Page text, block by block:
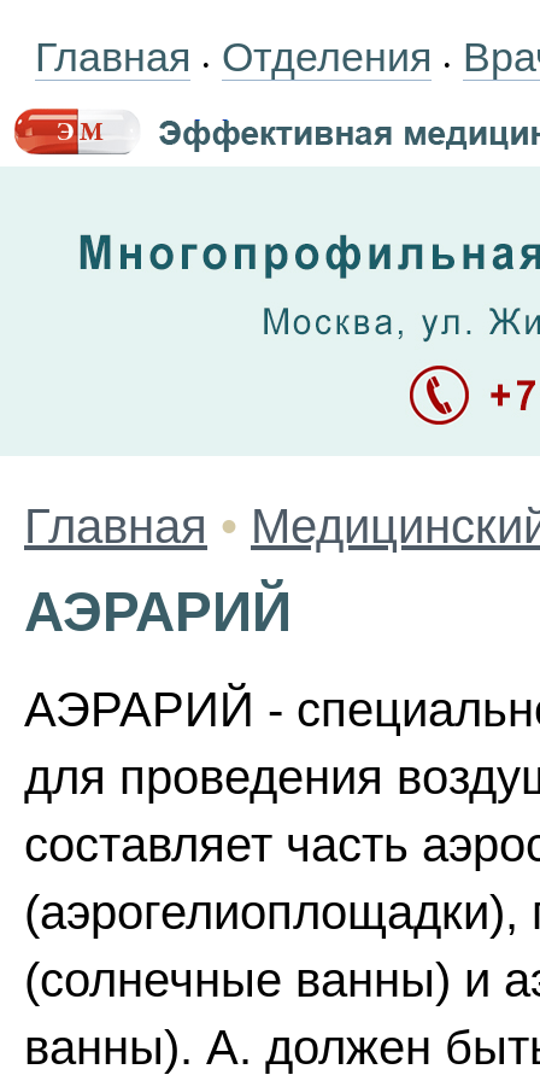
Главная • Отделения •
Главная •
АЭРАРИЙ
АЭРАРИЙ -
для проведения
составляет часть
(аэрогелиоплощадки),
(солнечные ванны) и
ванны). А. должен